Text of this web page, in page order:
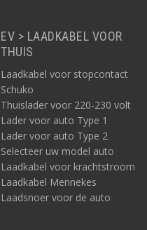
EV > LAADKABEL VOOR
THUIS
Laadkabel voor stopcontact
Schuko
Thuislader voor 220-230 volt
Lader voor auto Type 1
Lader voor auto Type 2
Selecteer uw model auto
Laadkabel voor krachtstroom
Laadkabel Mennekes
Laadsnoer voor de auto